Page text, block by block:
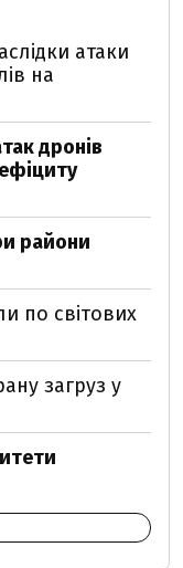
атаки
на
дронів
райони
по світових
загруз у